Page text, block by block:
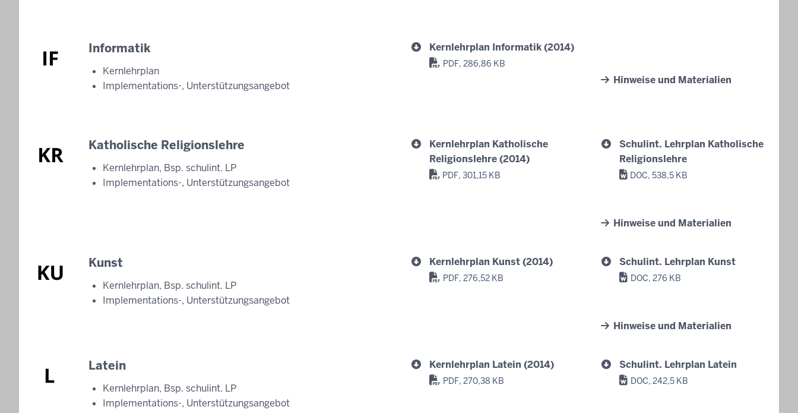
Informatik
Kernlehrplan
Implementations-, Unterstützungsangebot
Kernlehrplan Informatik (2014)
PDF, 286,86 KB
Hinweise und Materialien
Katholische Religionslehre
Kernlehrplan, Bsp. schulint. LP
Implementations-, Unterstützungsangebot
Kernlehrplan Katholische
Religionslehre (2014)
PDF, 301,15 KB
Schulint. Lehrplan Katholische
Religionslehre
DOC, 538,5 KB
Hinweise und Materialien
Kunst
Kernlehrplan, Bsp. schulint. LP
Implementations-, Unterstützungsangebot
Kernlehrplan Kunst (2014)
PDF, 276,52 KB
Schulint. Lehrplan Kunst
DOC, 276 KB
Hinweise und Materialien
Latein
Kernlehrplan, Bsp. schulint. LP
Implementations-, Unterstützungsangebot
Kernlehrplan Latein (2014)
PDF, 270,38 KB
Schulint. Lehrplan Latein
DOC, 242,5 KB